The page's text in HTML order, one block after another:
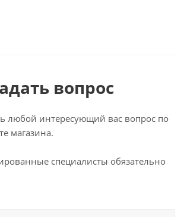
вопрос
любой интересующий вас вопрос по
магазина.
специалисты обязательно